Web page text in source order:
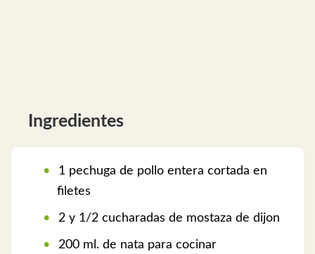
Ingredientes
1 pechuga de pollo entera cortada en
filetes
2 y 1/2 cucharadas de mostaza de dijon
200 ml. de nata para cocinar